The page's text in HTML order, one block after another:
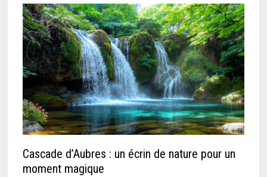
Cascade d’Aubres : un écrin de nature pour un
moment magique